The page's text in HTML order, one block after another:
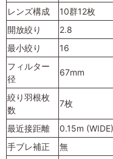
レンズ構成
10群12枚
開放絞り
2.8
最小絞り
16
フィルター
径
67mm
絞り羽根枚
数
7枚
最近接距離
0.15m
手ブレ補正
無